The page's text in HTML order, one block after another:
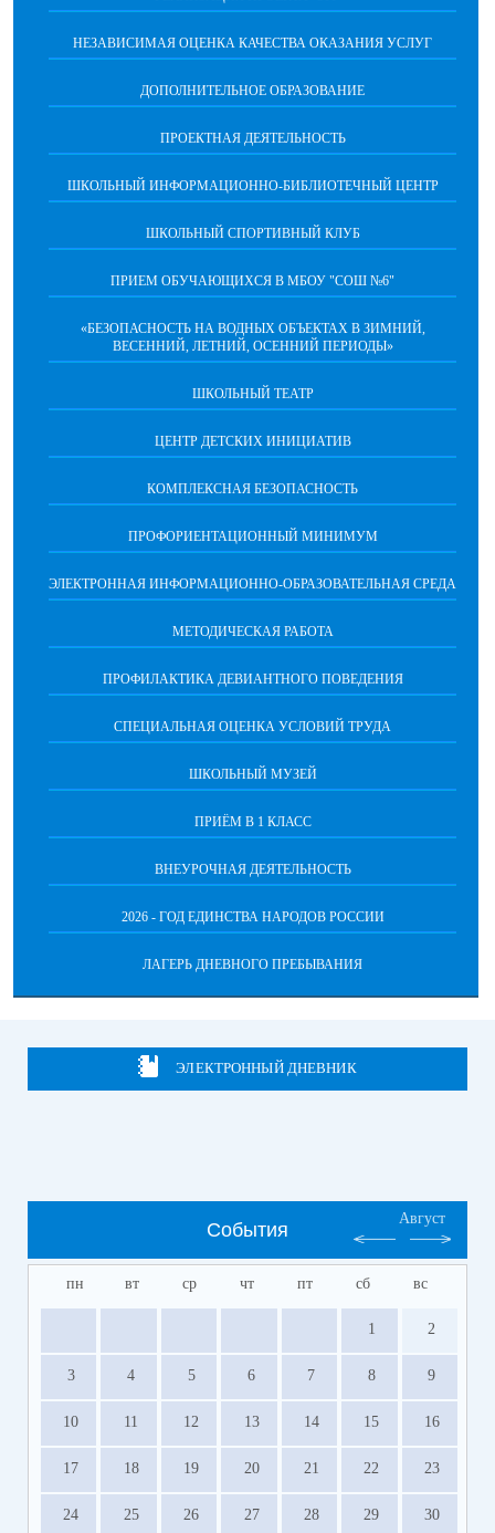
НЕЗАВИСИМАЯ ОЦЕНКА КАЧЕСТВА ОКАЗАНИЯ УСЛУГ
ДОПОЛНИТЕЛЬНОЕ ОБРАЗОВАНИЕ
ПРОЕКТНАЯ ДЕЯТЕЛЬНОСТЬ
ШКОЛЬНЫЙ ИНФОРМАЦИОННО-БИБЛИОТЕЧНЫЙ ЦЕНТР
ШКОЛЬНЫЙ СПОРТИВНЫЙ КЛУБ
ПРИЕМ ОБУЧАЮЩИХСЯ В МБОУ "СОШ №6"
«БЕЗОПАСНОСТЬ НА ВОДНЫХ ОБЪЕКТАХ В ЗИМНИЙ,
ВЕСЕННИЙ, ЛЕТНИЙ, ОСЕННИЙ ПЕРИОДЫ»
ШКОЛЬНЫЙ ТЕАТР
ЦЕНТР ДЕТСКИХ ИНИЦИАТИВ
КОМПЛЕКСНАЯ БЕЗОПАСНОСТЬ
ПРОФОРИЕНТАЦИОННЫЙ МИНИМУМ
ЭЛЕКТРОННАЯ ИНФОРМАЦИОННО-ОБРАЗОВАТЕЛЬНАЯ СРЕДА
МЕТОДИЧЕСКАЯ РАБОТА
ПРОФИЛАКТИКА ДЕВИАНТНОГО ПОВЕДЕНИЯ
СПЕЦИАЛЬНАЯ ОЦЕНКА УСЛОВИЙ ТРУДА
ШКОЛЬНЫЙ МУЗЕЙ
ПРИЁМ В 1 КЛАСС
ВНЕУРОЧНАЯ ДЕЯТЕЛЬНОСТЬ
2026 - ГОД ЕДИНСТВА НАРОДОВ РОССИИ
ЛАГЕРЬ ДНЕВНОГО ПРЕБЫВАНИЯ
ЭЛЕКТРОННЫЙ ДНЕВНИК
События
Август
пн вт ср чт пт сб вс
1 2
3 4 5 6 7 8 9
10 11 12 13 14 15 16
17 18 19 20 21 22 23
24 25 26 27 28 29 30